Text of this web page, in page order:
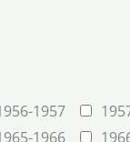
1957
1966